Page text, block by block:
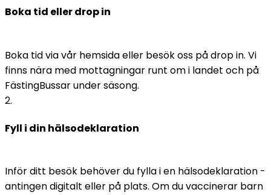
Boka tid eller drop in
Boka tid via vår hemsida eller besök oss på drop in. Vi
finns nära med mottagningar runt om i landet och på
FästingBussar under säsong.
2.
Fyll i din hälsodeklaration
Inför ditt besök behöver du fylla i en hälsodeklaration -
antingen digitalt eller på plats. Om du vaccinerar barn